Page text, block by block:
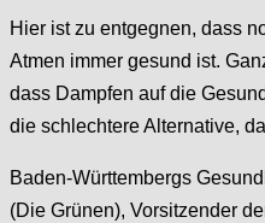
Hier ist zu entgegnen, dass
Atmen immer gesund ist.
dass Dampfen auf die
die schlechtere Alternative,
Baden-Württem­bergs
(Die Grünen), Vorsitzender